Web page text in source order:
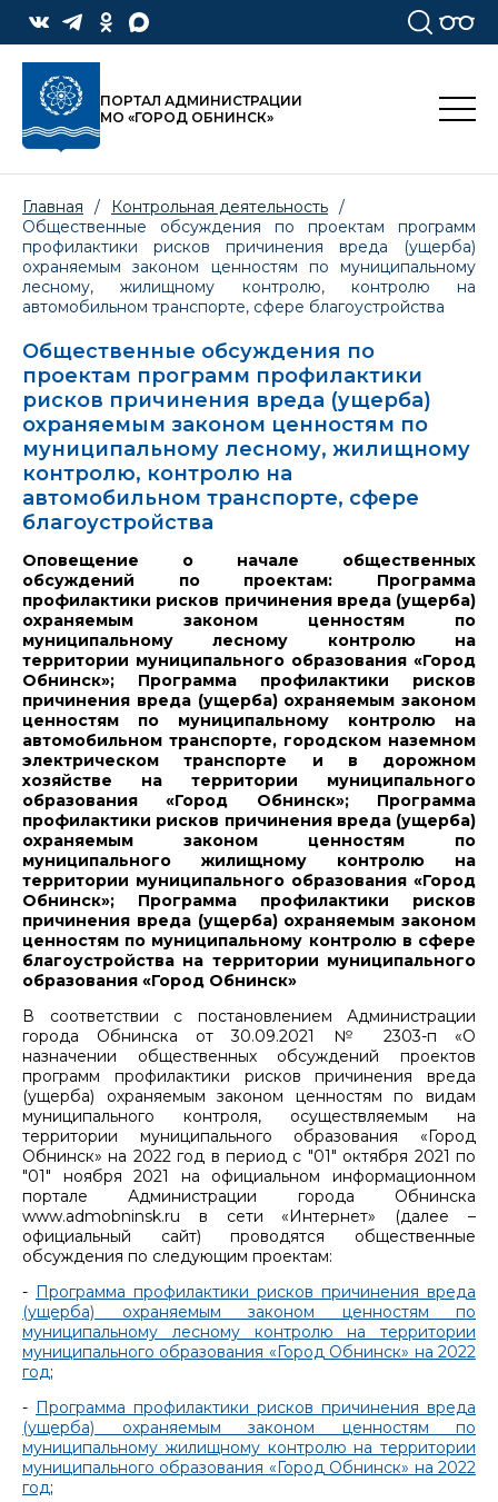
ПОРТАЛ АДМИНИСТРАЦИИ
МО «ГОРОД ОБНИНСК»
Главная / Контрольная деятельность /
Общественные обсуждения по проектам программ
профилактики рисков причинения вреда (ущерба)
охраняемым законом ценностям по муниципальному
лесному, жилищному контролю, контролю на
автомобильном транспорте, сфере благоустройства
Общественные обсуждения по
проектам программ профилактики
рисков причинения вреда (ущерба)
охраняемым законом ценностям по
муниципальному лесному, жилищному
контролю, контролю на
автомобильном транспорте, сфере
благоустройства
Оповещение о начале общественных
обсуждений по проектам: Программа
профилактики рисков причинения вреда (ущерба)
охраняемым законом ценностям по
муниципальному лесному контролю на
территории муниципального образования «Город
Обнинск»; Программа профилактики рисков
причинения вреда (ущерба) охраняемым законом
ценностям по муниципальному контролю на
автомобильном транспорте, городском наземном
электрическом транспорте и в дорожном
хозяйстве на территории муниципального
образования «Город Обнинск»; Программа
профилактики рисков причинения вреда (ущерба)
охраняемым законом ценностям по
муниципального жилищному контролю на
территории муниципального образования «Город
Обнинск»; Программа профилактики рисков
причинения вреда (ущерба) охраняемым законом
ценностям по муниципальному контролю в сфере
благоустройства на территории муниципального
образования «Город Обнинск»
В соответствии с постановлением Администрации
города Обнинска от 30.09.2021 № 2303-п «О
назначении общественных обсуждений проектов
программ профилактики рисков причинения вреда
(ущерба) охраняемым законом ценностям по видам
муниципального контроля, осуществляемым на
территории муниципального образования «Город
Обнинск» на 2022 год в период с "01" октября 2021 по
"01" ноября 2021 на официальном информационном
портале Администрации города Обнинска
www.admobninsk.ru в сети «Интернет» (далее –
официальный сайт) проводятся общественные
обсуждения по следующим проектам:
- Программа профилактики рисков причинения вреда
(ущерба) охраняемым законом ценностям по
муниципальному лесному контролю на территории
муниципального образования «Город Обнинск» на 2022
год;
- Программа профилактики рисков причинения вреда
(ущерба) охраняемым законом ценностям по
муниципальному жилищному контролю на территории
муниципального образования «Город Обнинск» на 2022
год;